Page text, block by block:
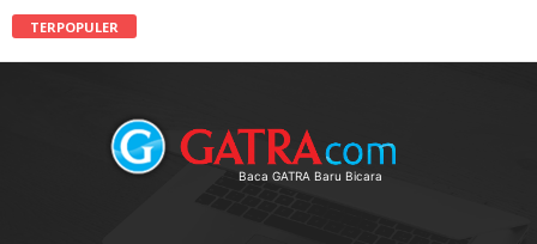
TERPOPULER
Baca GATRA Baru Bicara